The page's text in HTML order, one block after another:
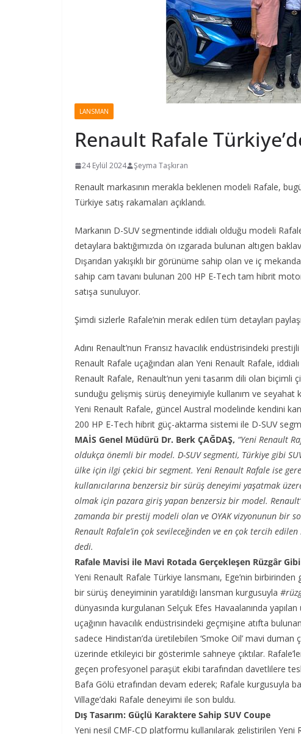
LANSMAN
Renault Rafale
24 Eylül 2024 Şeyma Taşkıran
Renault markasının merakla beklenen modeli Rafale,
Türkiye satış rakamaları açıklandı.
Markanın D-SUV segmentinde iddialı olduğu modeli
detaylara baktığımızda ön ızgarada bulunan altıgen
Dışarıdan yakışıklı bir görünüme sahip olan ve iç
sahip cam tavanı bulunan 200 HP E-Tech tam hibrit
satışa sunuluyor.
Şimdi sizlerle Rafale’nin merak edilen tüm detayları
Adını Renault’nun Fransız havacılık endüstrisindeki
Renault Rafale uçağından alan Yeni Renault Rafale,
Renault Rafale, Renault’nun yeni tasarım dili olan
sunduğu gelişmiş sürüş deneyimiyle kullanım ve seyahat
Yeni Renault Rafale, güncel Austral modelinde kendini
200 HP E-Tech hibrit güç-aktarma sistemi ile D-SUV
MAİS Genel Müdürü Dr. Berk ÇAĞDAŞ, “Yeni Renault
oldukça önemli bir model. D-SUV segmenti, Türkiye gibi
ülke için ilgi çekici bir segment. Yeni Renault Rafale ise
kullanıcılarına benzersiz bir sürüş deneyimi yaşatmak
olmak için pazara giriş yapan benzersiz bir model.
zamanda bir prestij modeli olan ve OYAK vizyonunun bir
Renault Rafale’in çok sevileceğinden ve en çok tercih
dedi.
Rafale Mavisi ile Mavi Rotada Gerçekleşen Rüzgâr
Yeni Renault Rafale Türkiye lansmanı, Ege’nin
bir sürüş deneyiminin yaratıldığı lansman kurgusuyla
dünyasında kurgulanan Selçuk Efes Havaalanında
uçağının havacılık endüstrisindeki geçmişine atıfta
sadece Hindistan’da üretilebilen ‘Smoke Oil’ mavi duman
üzerinde etkileyici bir gösterimle sahneye çıktılar.
geçen profesyonel paraşüt ekibi tarafından davetlilere
Bafa Gölü etrafından devam ederek; Rafale kurgusuyla
Village’daki Rafale deneyimi ile son buldu.
Dış Tasarım: Güçlü Karaktere Sahip SUV Coupe
Yeni nesil CMF-CD platformu kullanılarak geliştirilen Yeni